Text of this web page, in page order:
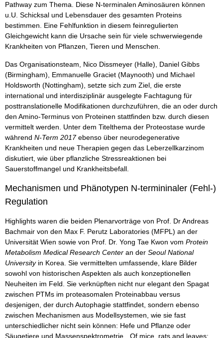
Pathway zum Thema. Diese N-terminalen Aminosäuren können
u.U. Schicksal und Lebensdauer des gesamten Proteins
bestimmen. Eine Fehlfunktion in diesem feinregulierten
Gleichgewicht kann die Ursache sein für viele schwerwiegende
Krankheiten von Pflanzen, Tieren und Menschen.
Das Organisationsteam, Nico Dissmeyer (Halle), Daniel Gibbs
(Birmingham), Emmanuelle Graciet (Maynooth) und Michael
Holdsworth (Nottingham), setzte sich zum Ziel, die erste
international und interdisziplinär ausgelegte Fachtagung für
posttranslationelle Modifikationen durchzuführen, die an oder durch
den Amino-Terminus von Proteinen stattfinden bzw. durch diesen
vermittelt werden. Unter dem Titelthema der Proteostase wurde
während N-Term 2017ebenso über neurodegenerative
Krankheiten und neue Therapien gegen das Leberzellkarzinom
diskutiert, wie über pflanzliche Stressreaktionen bei
Sauerstoffmangel und Krankheitsbefall.
Mechanismen und Phänotypen N-termininaler (Fehl-)
Regulation
Highlights waren die beiden Plenarvorträge von Prof. Dr Andreas
Bachmair von den Max F. Perutz Laboratories (MFPL) an der
Universität Wien sowie von Prof. Dr. Yong Tae Kwon vom Protein
Metabolism Medical Research Center an der Seoul National
Universityin Korea. Sie vermittelten umfassende, klare Bilder
sowohl von historischen Aspekten als auch konzeptionellen
Neuheiten im Feld. Sie verknüpften nicht nur elegant den Spagat
zwischen PTMs im proteasomalen Proteinabbau versus
desjenigen, der durch Autophagie stattfindet, sondern ebenso
zwischen Mechanismen aus Modellsystemen, wie sie fast
unterschiedlicher nicht sein können: Hefe und Pflanze oder
Säugetiere und Massenspektrometrie. „Of mice, rats and leaves: